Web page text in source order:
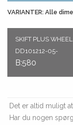
VARIANTER: Alle
SKIFT PLUS
DD101212-05-
B:580
Det er altid muligt
Har du nogen